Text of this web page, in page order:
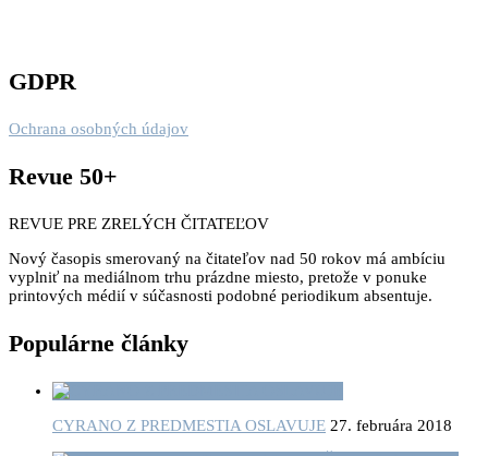
GDPR
Ochrana osobných údajov
Revue 50+
REVUE PRE ZRELÝCH ČITATEĽOV
Nový časopis smerovaný na čitateľov nad 50 rokov má ambíciu
vyplniť na mediálnom trhu prázdne miesto, pretože v ponuke
printových médií v súčasnosti podobné periodikum absentuje.
Populárne články
CYRANO Z PREDMESTIA OSLAVUJE 27. februára 2018